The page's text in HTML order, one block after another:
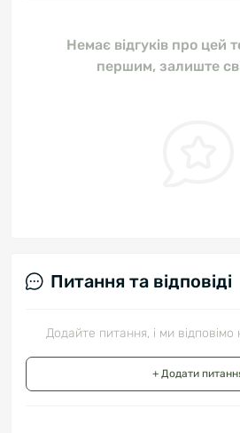
Немає відгуків про цей
першим, залиште
Питання та відповіді
Додайте питання, і ми
+ Додати